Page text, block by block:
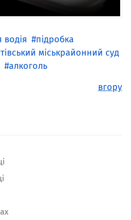
водія
підробка
міськрайонний суд
алкоголь
вгору